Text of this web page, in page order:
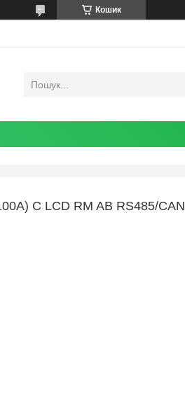
Кошик
С LCD RM AB RS485/CAN